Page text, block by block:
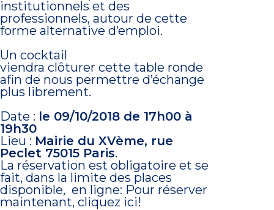
institutionnels et des
professionnels, autour de cette
forme alternative d’emploi.
Un cocktail
viendra clôturer cette table ronde
afin de nous permettre d’échange
plus librement.
Date : le 09/10/2018 de 17h00 à
19h30
Lieu : Mairie du XVème, rue
Peclet 75015 Paris.
La réservation est obligatoire et se
fait, dans la limite des places
disponible, en ligne: Pour réserver
maintenant, cliquez ici!